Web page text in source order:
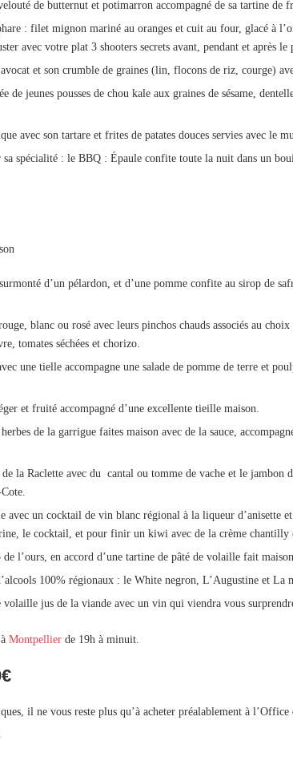
de butternut et potimarron accompagné de sa tartine de
: filet mignon mariné au oranges et cuit au four, glacé à
avec votre plat 3 shooters secrets avant, pendant et après
et son crumble de graines (lin, flocons de riz, courge)
de jeunes pousses de chou kale aux graines de sésame,
avec son tartare et frites de patates douces servies avec le
spécialité : le BBQ : Épaule confite toute la nuit dans un
d’un pélardon, et d’une pomme confite au sirop de
blanc ou rosé avec leurs pinchos chauds associés au
tomates séchées et chorizo.
une tielle accompagne une salade de pomme de terre et
et fruité accompagné d’une excellente tieille maison.
herbes de la garrigue faites maison avec de la sauce,
la Raclette avec du cantal ou tomme de vache et le
avec un cocktail de vin blanc régional à la liqueur d’anisette
le cocktail, et pour finir un kiwi avec de la crème chantilly
l’ours, en accord d’une tartine de pâté de volaille fait
100% régionaux : le White negron, L’Augustine et La
volaille jus de la viande avec un vin qui viendra vous
Montpellier de 19h à minuit.
il ne vous reste plus qu’à acheter préalablement à